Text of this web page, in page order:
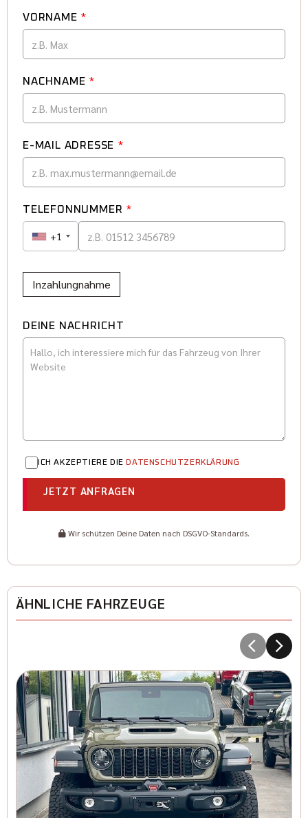
VORNAME *
NACHNAME *
E-MAIL ADRESSE *
TELEFONNUMMER *
+1
Inzahlungnahme
DEINE NACHRICHT
ICH AKZEPTIERE DIE DATENSCHUTZERKLÄRUNG
JETZT ANFRAGEN
Wir schützen Deine Daten nach DSGVO-Standards.
ÄHNLICHE FAHRZEUGE